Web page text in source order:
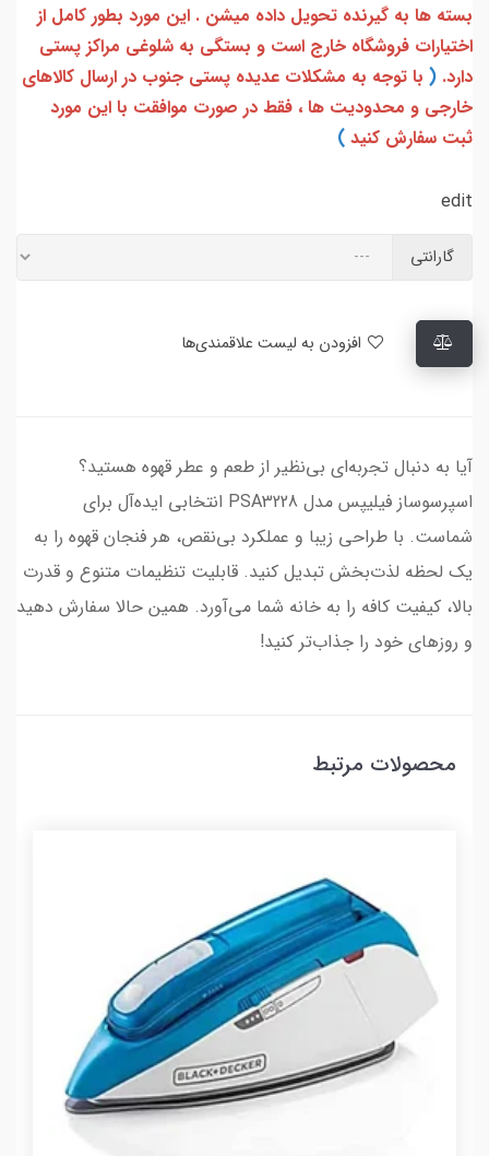
بسته ها به گیرنده تحویل داده میشن . این مورد بطور کامل از
اختیارات فروشگاه خارج است و بستگی به شلوغی مراکز پستی
دارد. ( با توجه به مشکلات عدیده پستی جنوب در ارسال کالاهای
خارجی و محدودیت ها ، فقط در صورت موافقت با این مورد
ثبت سفارش کنید )
edit
گارانتی
آیا به دنبال تجربه‌ای بی‌نظیر از طعم و عطر قهوه هستید؟
اسپرسوساز فیلیپس مدل PSA3228 انتخابی ایده‌آل برای
شماست. با طراحی زیبا و عملکرد بی‌نقص، هر فنجان قهوه را به
یک لحظه لذت‌بخش تبدیل کنید. قابلیت تنظیمات متنوع و قدرت
بالا، کیفیت کافه را به خانه شما می‌آورد. همین حالا سفارش دهید
و روزهای خود را جذاب‌تر کنید!
محصولات مرتبط